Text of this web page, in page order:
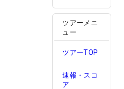
ツアーメニ
ュー
ツアーTOP
速報・スコ
ア